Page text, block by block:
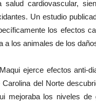
salud cardiovascular,
Un estudio
los efectos
a los animales de los
ejerce efectos anti-
del Norte
mejoraba los niveles